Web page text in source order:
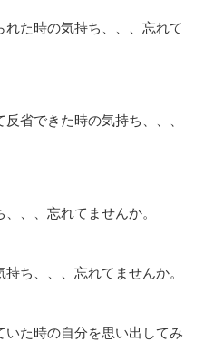
た時の気持ち、、、忘れて
省できた時の気持ち、、、
、、忘れてませんか。
ち、、、忘れてませんか。
た時の自分を思い出してみ